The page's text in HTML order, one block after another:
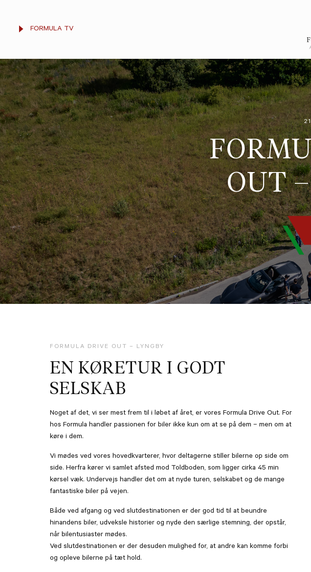
FORMULA TV
OUT
FORMULA DRIVE OUT – LYNGBY
EN KØRETUR I GODT
SELSKAB
Noget af det, vi ser mest frem til i løbet af året, er vores Formula Drive Out. For
hos Formula handler passionen for biler ikke kun om at se på dem – men om at
køre i dem.
Vi mødes ved vores hovedkvarterer, hvor deltagerne stiller bilerne op side om
side. Herfra kører vi samlet afsted mod Toldboden, som ligger cirka 45 min
kørsel væk. Undervejs handler det om at nyde turen, selskabet og de mange
fantastiske biler på vejen.
Både ved afgang og ved slutdestinationen er der god tid til at beundre
hinandens biler, udveksle historier og nyde den særlige stemning, der opstår,
når bilentusiaster mødes.
Ved slutdestinationen er der desuden mulighed for, at andre kan komme forbi
og opleve bilerne på tæt hold.